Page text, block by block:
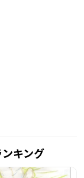
キング